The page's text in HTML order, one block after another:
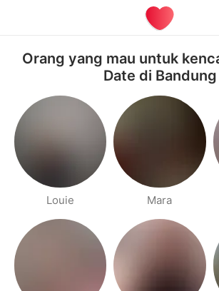
Orang yang mau untuk
Date di Bandung
Louie Mara